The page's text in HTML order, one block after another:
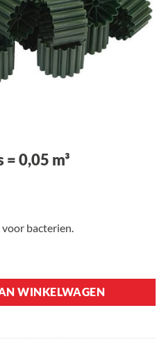
0,05 m³
bacterien.
WINKELWAGEN